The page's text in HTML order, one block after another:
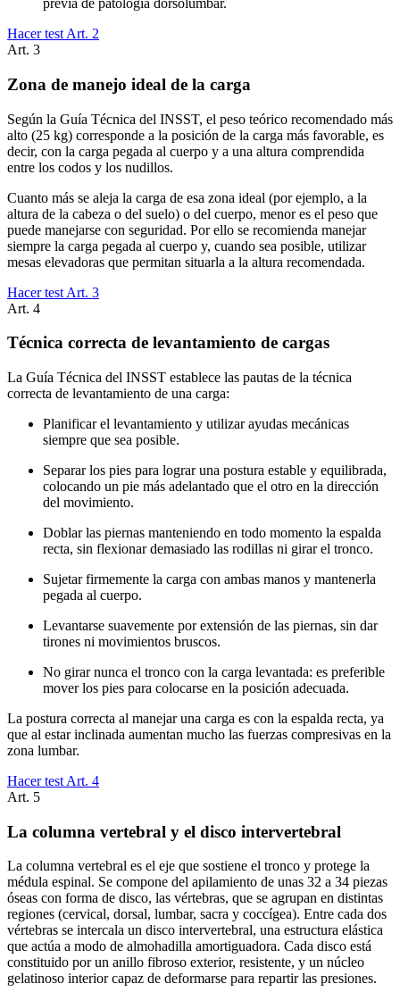
previa de patología dorsolumbar.
Hacer test Art. 2
Art. 3
Zona de manejo ideal de la carga
Según la Guía Técnica del INSST, el peso teórico recomendado más
alto (25 kg) corresponde a la posición de la carga más favorable, es
decir, con la carga pegada al cuerpo y a una altura comprendida
entre los codos y los nudillos.
Cuanto más se aleja la carga de esa zona ideal (por ejemplo, a la
altura de la cabeza o del suelo) o del cuerpo, menor es el peso que
puede manejarse con seguridad. Por ello se recomienda manejar
siempre la carga pegada al cuerpo y, cuando sea posible, utilizar
mesas elevadoras que permitan situarla a la altura recomendada.
Hacer test Art. 3
Art. 4
Técnica correcta de levantamiento de cargas
La Guía Técnica del INSST establece las pautas de la técnica
correcta de levantamiento de una carga:
Planificar el levantamiento y utilizar ayudas mecánicas
siempre que sea posible.
Separar los pies para lograr una postura estable y equilibrada,
colocando un pie más adelantado que el otro en la dirección
del movimiento.
Doblar las piernas manteniendo en todo momento la espalda
recta, sin flexionar demasiado las rodillas ni girar el tronco.
Sujetar firmemente la carga con ambas manos y mantenerla
pegada al cuerpo.
Levantarse suavemente por extensión de las piernas, sin dar
tirones ni movimientos bruscos.
No girar nunca el tronco con la carga levantada: es preferible
mover los pies para colocarse en la posición adecuada.
La postura correcta al manejar una carga es con la espalda recta, ya
que al estar inclinada aumentan mucho las fuerzas compresivas en la
zona lumbar.
Hacer test Art. 4
Art. 5
La columna vertebral y el disco intervertebral
La columna vertebral es el eje que sostiene el tronco y protege la
médula espinal. Se compone del apilamiento de unas 32 a 34 piezas
óseas con forma de disco, las vértebras, que se agrupan en distintas
regiones (cervical, dorsal, lumbar, sacra y coccígea). Entre cada dos
vértebras se intercala un disco intervertebral, una estructura elástica
que actúa a modo de almohadilla amortiguadora. Cada disco está
constituido por un anillo fibroso exterior, resistente, y un núcleo
gelatinoso interior capaz de deformarse para repartir las presiones.